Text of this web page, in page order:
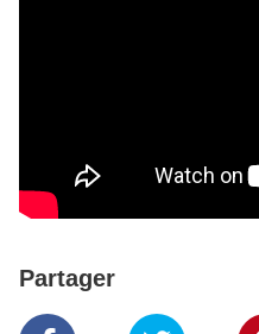
Partager